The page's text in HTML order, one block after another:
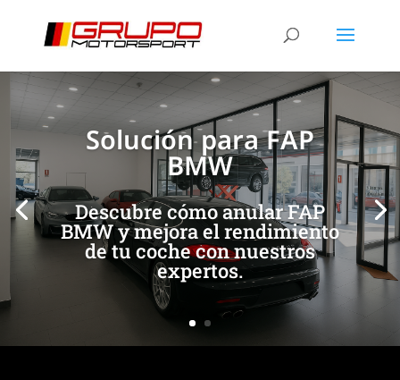
Solución para FAP
BMW
Descubre cómo anular FAP
BMW y mejora el rendimiento
de tu coche con nuestros
expertos.
[/et_pb_slide] [/et_pb_slide]